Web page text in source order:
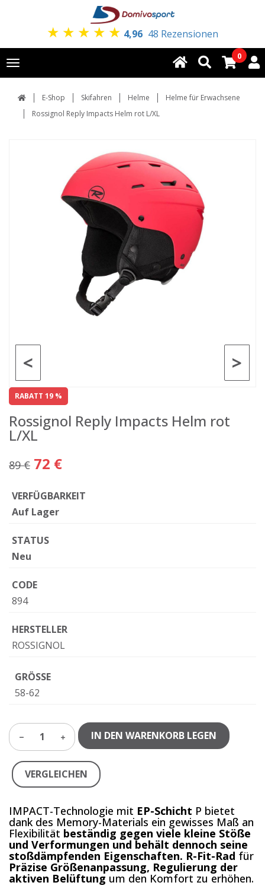
★ ★ ★ ★ ★ 4,96 48 Rezensionen
Toggle
navigation
0
E-Shop Skifahren Helme
Helme für Erwachsene
Rossignol Reply Impacts Helm rot L/XL
>
<
RABATT 19 %
Rossignol Reply Impacts Helm rot
L/XL
89 € 72 €
VERFÜGBARKEIT
Auf Lager
STATUS
Neu
CODE
894
HERSTELLER
ROSSIGNOL
GRÖSSE
58-62
1 IN DEN WARENKORB LEGEN
VERGLEICHEN
IMPACT-Technologie mit EP-Schicht P bietet
dank des Memory-Materials ein gewisses Maß an
Flexibilität beständig gegen viele kleine Stöße
und Verformungen und behält dennoch seine
stoßdämpfenden Eigenschaften. R-Fit-Rad für
Präzise Größenanpassung, Regulierung der
aktiven Belüftung um den Komfort zu erhöhen.